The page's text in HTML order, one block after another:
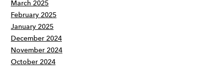
March 2025
February 2025
January 2025
December 2024
November 2024
October 2024